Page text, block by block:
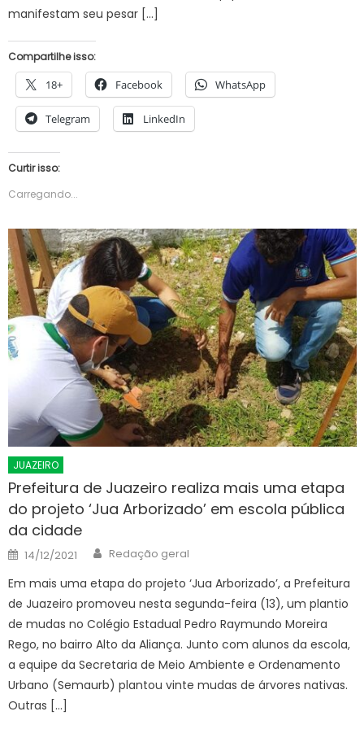
manifestam seu pesar […]
Compartilhe isso:
18+ Facebook WhatsApp
Telegram LinkedIn
Curtir isso:
Carregando...
JUAZEIRO
Prefeitura de Juazeiro realiza mais uma etapa
do projeto ‘Jua Arborizado’ em escola pública
da cidade
Posted
on
14/12/2021 Author
Redação geral
Em mais uma etapa do projeto ‘Jua Arborizado’, a Prefeitura
de Juazeiro promoveu nesta segunda-feira (13), um plantio
de mudas no Colégio Estadual Pedro Raymundo Moreira
Rego, no bairro Alto da Aliança. Junto com alunos da escola,
a equipe da Secretaria de Meio Ambiente e Ordenamento
Urbano (Semaurb) plantou vinte mudas de árvores nativas.
Outras […]